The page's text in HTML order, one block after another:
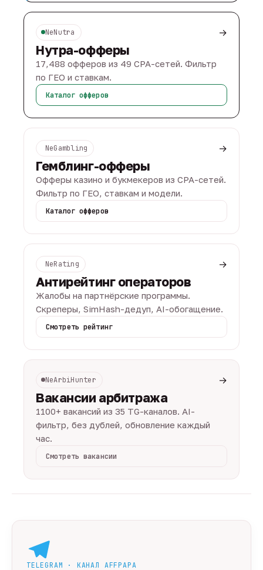
NeNutra →
Нутра-офферы
17,488 офферов из 49 CPA-сетей. Фильтр
по ГЕО и ставкам.
Каталог офферов
NeGambling →
Гемблинг-офферы
Офферы казино и букмекеров из CPA-сетей.
Фильтр по ГЕО, ставкам и модели.
Каталог офферов
NeRating →
Антирейтинг операторов
Жалобы на партнёрские программы.
Скреперы, SimHash-дедуп, AI-обогащение.
Смотреть рейтинг
NeArbiHunter →
Вакансии арбитража
1100+ вакансий из 35 TG-каналов. AI-
фильтр, без дублей, обновление каждый
час.
Смотреть вакансии
TELEGRAM · КАНАЛ AFFPAPA